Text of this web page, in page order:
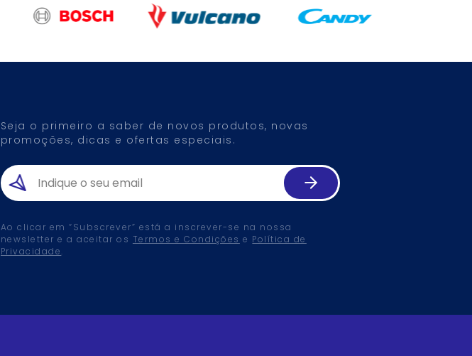
Seja o primeiro a saber de novos produtos, novas
promoções, dicas e ofertas especiais.
Ao clicar em “Subscrever” está a inscrever-se na nossa
newsletter e a aceitar os Termos e Condições e Política de
Privacidade.